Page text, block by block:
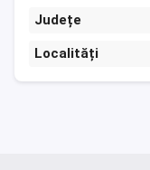
Județe
Localități